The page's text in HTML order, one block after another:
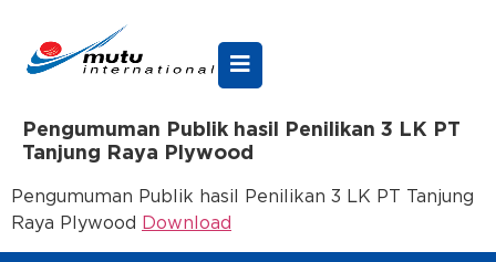
Pengumuman Publik hasil Penilikan 3 LK PT
Tanjung Raya Plywood
Pengumuman Publik hasil Penilikan 3 LK PT Tanjung
Raya Plywood
Download